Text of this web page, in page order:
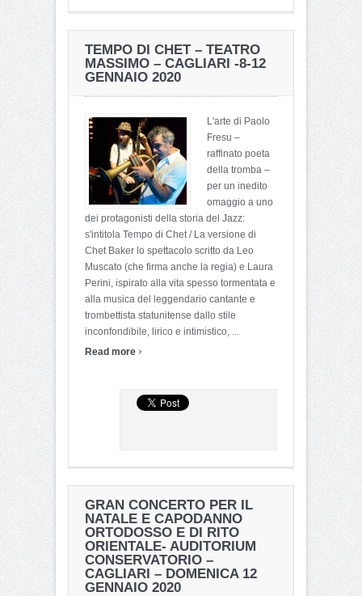
TEMPO DI CHET – TEATRO
MASSIMO – CAGLIARI -8-12
GENNAIO 2020
L'arte di Paolo
Fresu –
raffinato poeta
della tromba –
per un inedito
omaggio a uno
dei protagonisti della storia del Jazz:
s'intitola Tempo di Chet / La versione di
Chet Baker lo spettacolo scritto da Leo
Muscato (che firma anche la regia) e Laura
Perini, ispirato alla vita spesso tormentata e
alla musica del leggendario cantante e
trombettista statunitense dallo stile
inconfondibile, lirico e intimistico, ...
Read more ›
GRAN CONCERTO PER IL
NATALE E CAPODANNO
ORTODOSSO E DI RITO
ORIENTALE- AUDITORIUM
CONSERVATORIO –
CAGLIARI – DOMENICA 12
GENNAIO 2020